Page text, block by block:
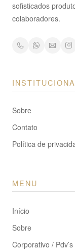
sofisticados
colaboradores.
Sobre
Contato
Política de
MENU
Início
Sobre
Corporativo / Pdv’s